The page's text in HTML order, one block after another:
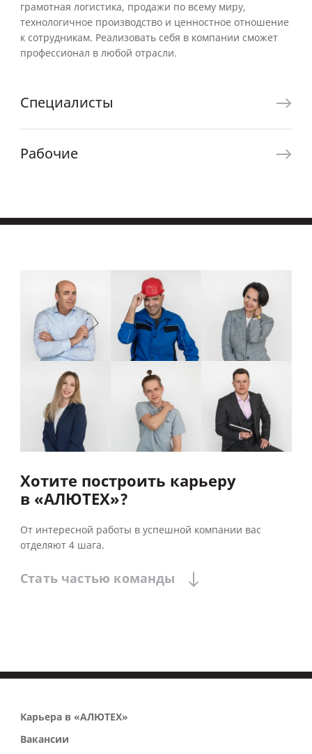
грамотная логистика, продажи по всему миру,
технологичное производство и ценностное отношение
к сотрудникам. Реализовать себя в компании сможет
профессионал в любой отрасли.
Специалисты
Рабочие
Хотите построить карьеру
в «АЛЮТЕХ»?
От интересной работы в успешной компании вас
отделяют 4 шага.
Стать частью команды
Карьера в «АЛЮТЕХ»
Вакансии